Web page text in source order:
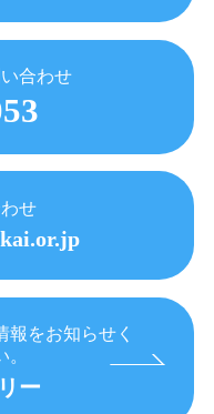
合わせ
せ
報をお知らせく
ー